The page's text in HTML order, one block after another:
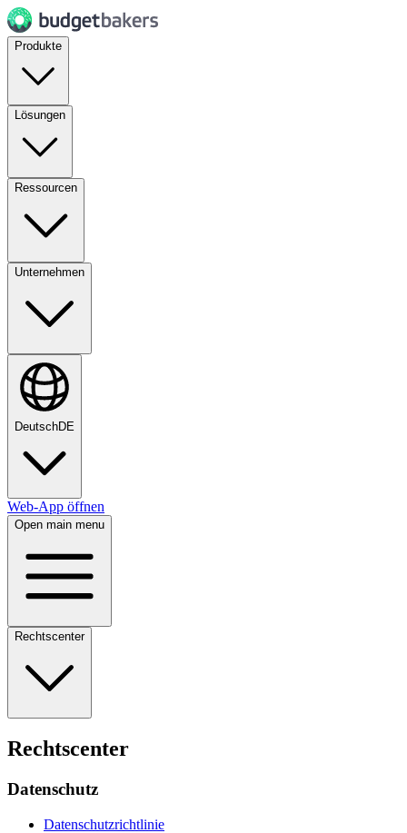
Produkte
Lösungen
Ressourcen
Unternehmen
DeutschDE
Web-App öffnen
Open main menu
Rechtscenter
Rechtscenter
Datenschutz
Datenschutzrichtlinie